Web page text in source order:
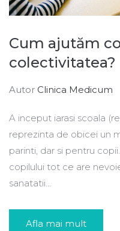
Cum ajutăm
colectivitatea?
Autor Clinica Medicum
A inceput iarasi scoala
reprezinta de obicei un
parinti, dar si pentru
copilului tot ce are
sanatatii...
Afla mai mult